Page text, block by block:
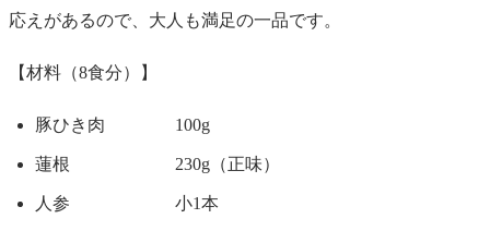
応えがあるので、大人も満足の一品です。
【材料（8食分）】
豚ひき肉 100g
蓮根 230g（正味）
人参 小1本